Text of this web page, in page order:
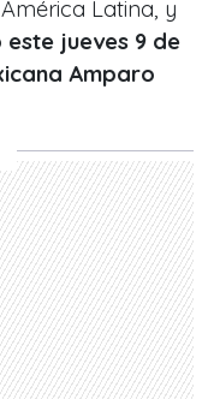
Latina, y
jueves 9 de
Amparo